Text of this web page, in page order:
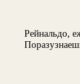
Рейнальдо,